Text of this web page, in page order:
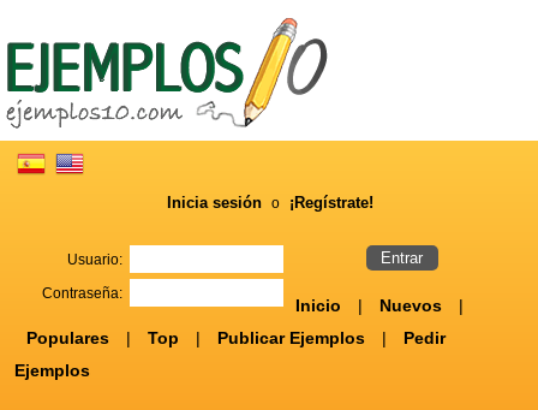
Inicia sesión o ¡Regístrate!
Usuario:
Contraseña:
Inicio | Nuevos
|
Populares
| Top | Publicar Ejemplos |
Pedir
Ejemplos